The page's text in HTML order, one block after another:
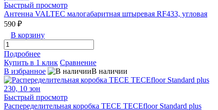
Быстрый просмотр
Антенна VALTEC малогабаритная штыревая RF433, угловая
590 ₽
В корзину
Подробнее
Купить в 1 клик Сравнение
В избранное
В наличии
Быстрый просмотр
Распеределительная коробка TECE TECEfloor Standard plus